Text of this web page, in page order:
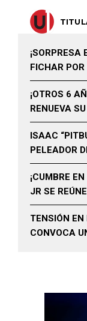
¡SORPRESA
FICHAR
¡OTROS 6
RENUEVA
ISAAC
PELEADOR
¡CUMBRE
JR SE
TENSIÓN
CONVOCA